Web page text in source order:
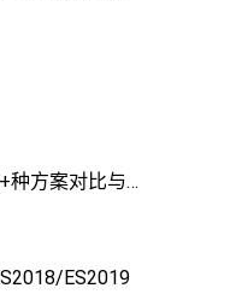
前端文件下载完全指南：10+种方案对比与实战代码
ES2019